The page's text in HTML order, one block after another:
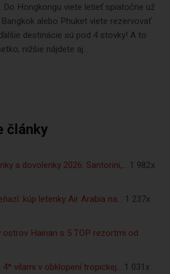
Hongkongu viete letieť spiatočne už
alebo Phuket viete rezervovať
destinácie sú pod 4 stovky! A to
nižšie nájdete aj...
články
a dovolenky 2026: Santorini,… 1 982x
kúp letenky Air Arabia na… 1 237x
ostrov Hainan s 5 TOP rezortmi od
4* vilami v obklopení tropickej… 1 031x